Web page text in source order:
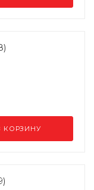
КОРЗИНУ